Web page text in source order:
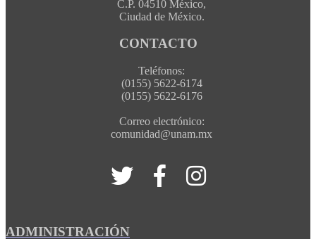
C.P. 04510 México,
Ciudad de México.
CONTACTO
Teléfonos:
(0155) 5622-6174
(0155) 5622-6176
Correo electrónico:
comunidad@unam.mx
ADMINISTRACIÓN